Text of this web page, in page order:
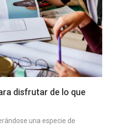
disfrutar de lo que
una especie de